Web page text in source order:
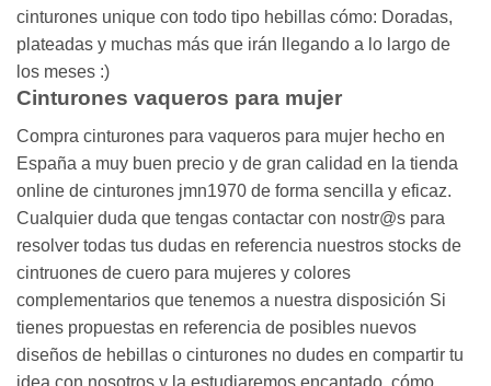
cinturones unique con todo tipo hebillas cómo: Doradas,
plateadas y muchas más que irán llegando a lo largo de
los meses :)
Cinturones vaqueros para mujer
Compra cinturones para vaqueros para mujer hecho en
España a muy buen precio y de gran calidad en la tienda
online de cinturones jmn1970 de forma sencilla y eficaz.
Cualquier duda que tengas contactar con nostr@s para
resolver todas tus dudas en referencia nuestros stocks de
cintruones de cuero para mujeres y colores
complementarios que tenemos a nuestra disposición Si
tienes propuestas en referencia de posibles nuevos
diseños de hebillas o cinturones no dudes en compartir tu
idea con nosotros y la estudiaremos encantado, cómo